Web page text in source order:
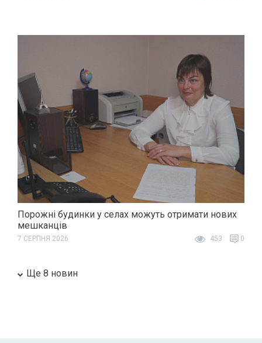
Порожні будинки у селах можуть отримати нових
мешканців
7 СЕРПНЯ 2026 453 0
Ще 8 новин